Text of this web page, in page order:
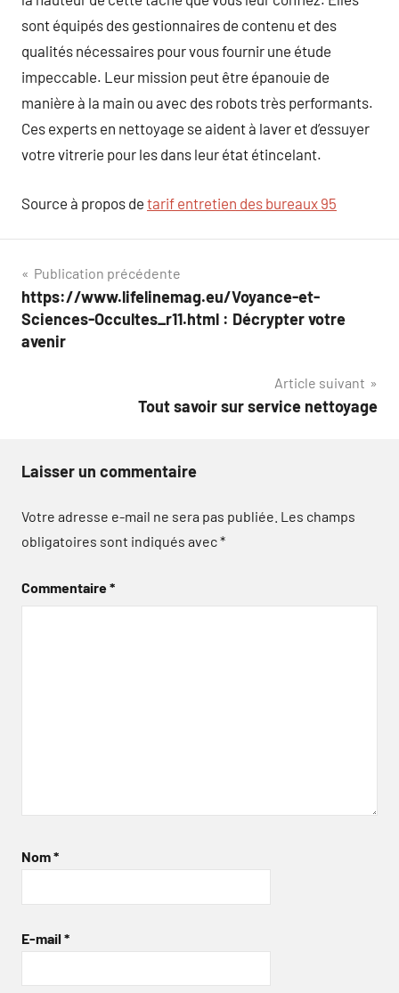
sont équipés des gestionnaires de contenu et des
qualités nécessaires pour vous fournir une étude
impeccable. Leur mission peut être épanouie de
manière à la main ou avec des robots très performants.
Ces experts en nettoyage se aident à laver et d’essuyer
votre vitrerie pour les dans leur état étincelant.
Source à propos de tarif entretien des bureaux 95
Navigation
de
l’article
Publication précédente
https://www.lifelinemag.eu/Voyance-et-
Sciences-Occultes_r11.html : Décrypter votre
avenir
Article suivant
Tout savoir sur service nettoyage
Laisser un commentaire
Votre adresse e-mail ne sera pas publiée. Les champs
obligatoires sont indiqués avec*
Commentaire*
Nom*
E-mail *